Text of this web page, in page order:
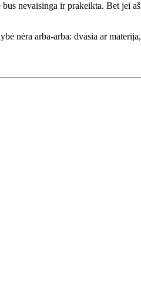
nevaisinga ir prakeikta. Bet jei aš
nėra arba-arba: dvasia ar materija,